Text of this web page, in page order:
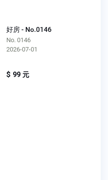
好房 - No.0146
No. 0146
2026-07-01
$ 99 元